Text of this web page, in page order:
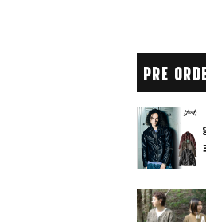
PRE
glamb 2026
ョン 先行予約